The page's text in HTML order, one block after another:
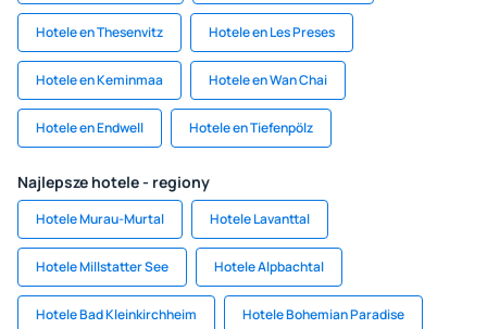
Hotele en Thesenvitz Hotele en Les Preses
Hotele en Keminmaa Hotele en Wan Chai
Hotele en Endwell Hotele en Tiefenpölz
Najlepsze hotele - regiony
Hotele Murau-Murtal Hotele Lavanttal
Hotele Millstatter See Hotele Alpbachtal
Hotele Bad Kleinkirchheim Hotele Bohemian Paradise